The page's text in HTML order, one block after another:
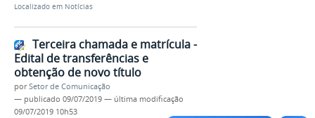
Localizado em Notícias
Terceira chamada e matrícula -
Edital de transferências e
obtenção de novo título
porSetor de Comunicação
— publicado 09/07/2019 — última modificação
09/07/2019 10h53